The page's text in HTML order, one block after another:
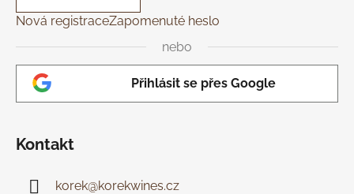
Nová registraceZapomenuté heslo
nebo
Přihlásit se přes Google
Kontakt
korek@korekwines.cz